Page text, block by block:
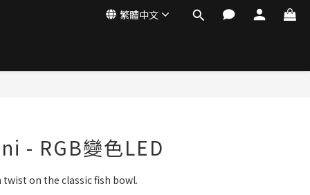
繁體中文
- RGB變色LED
on the classic fish bowl.